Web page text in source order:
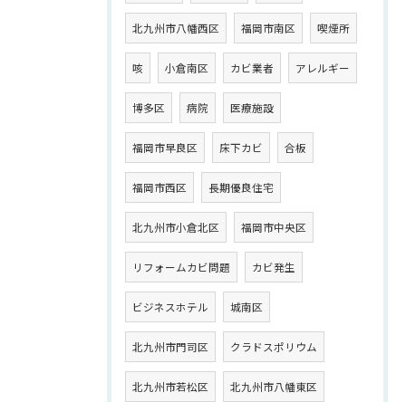
北九州市八幡西区 福岡市南区 喫煙所
咳 小倉南区 カビ業者 アレルギー
博多区 病院 医療施設
福岡市早良区 床下カビ 合板
福岡市西区 長期優良住宅
北九州市小倉北区 福岡市中央区
リフォームカビ問題 カビ発生
ビジネスホテル 城南区
北九州市門司区 クラドスポリウム
北九州市若松区 北九州市八幡東区